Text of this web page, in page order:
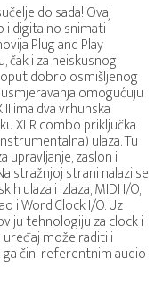
do sada! Ovaj
i digitalno snimati
Plug and Play
čak i za neiskusnog
dobro osmišljenog
omogućuju
ima dva vrhunska
XLR combo priključka
ulaza. Tu
upravljanje, zaslon i
stražnjoj strani nalazi se
ulaza i izlaza, MIDI I/O,
i Word Clock I/O. Uz
tehnologiju za clock i
uređaj može raditi i
čini referentnim audio